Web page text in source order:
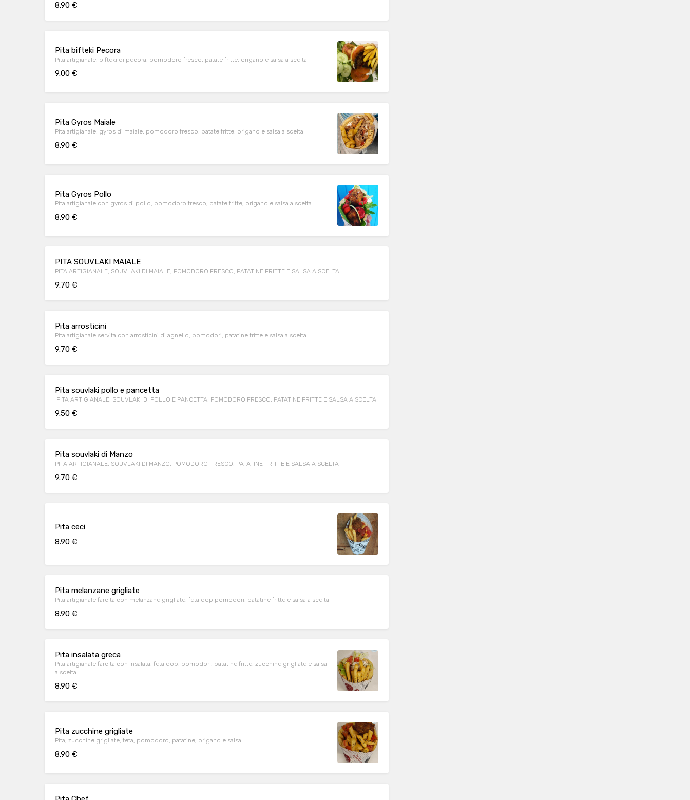
8.90 €
Pita bifteki Pecora
Pita artigianale, bifteki di pecora, pomodoro fresco, patate fritte, origano e salsa a scelta
9.00 €
Pita Gyros Maiale
Pita artigianale, gyros di maiale, pomodoro fresco, patate fritte, origano e salsa a scelta
8.90 €
Pita Gyros Pollo
Pita artigianale con gyros di pollo, pomodoro fresco, patate fritte, origano e salsa a scelta
8.90 €
PITA SOUVLAKI MAIALE
PITA ARTIGIANALE, SOUVLAKI DI MAIALE, POMODORO FRESCO, PATATINE FRITTE E SALSA A SCELTA
9.70 €
Pita arrosticini
Pita artigianale servita con arrosticini di agnello, pomodori, patatine fritte e salsa a scelta
9.70 €
Pita souvlaki pollo e pancetta
PITA ARTIGIANALE, SOUVLAKI DI POLLO E PANCETTA, POMODORO FRESCO, PATATINE FRITTE E SALSA A SCELTA
9.50 €
Pita souvlaki di Manzo
PITA ARTIGIANALE, SOUVLAKI DI MANZO, POMODORO FRESCO, PATATINE FRITTE E SALSA A SCELTA
9.70 €
Pita ceci
8.90 €
Pita melanzane grigliate
Pita artigianale farcita con melanzane grigliate, feta dop pomodori, patatine fritte e salsa a scelta
8.90 €
Pita insalata greca
Pita artigianale farcita con insalata, feta dop, pomodori, patatine fritte, zucchine grigliate e salsa
a scelta
8.90 €
Pita zucchine grigliate
Pita, zucchine grigliate, feta, pomodoro, patatine, origano e salsa
8.90 €